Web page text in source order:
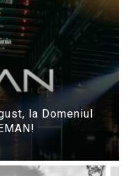
la Domeniul